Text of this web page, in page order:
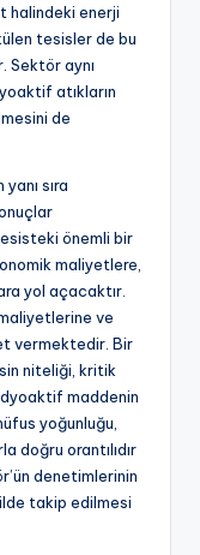
halindeki enerji
tesisler de bu
Sektör aynı
atıkların
de
sıra
önemli bir
maliyetlere,
yol açacaktır.
ve
vermektedir. Bir
niteliği, kritik
maddenin
yoğunluğu,
doğru orantılıdır
denetimlerinin
takip edilmesi